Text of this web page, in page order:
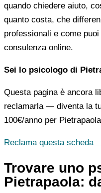
quando chiedere aiuto,
quanto costa, che
professionali e come
consulenza online.
Sei lo psicologo di
Questa pagina è ancora
reclamarla — diventa la
100€/anno per
Reclama questa scheda
Trovare uno
Pietrapaola: